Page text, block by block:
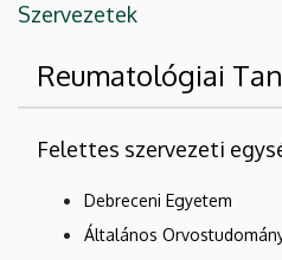
Szervezetek
Reumatológiai
Felettes szervezeti
Debreceni Egyetem
Általános